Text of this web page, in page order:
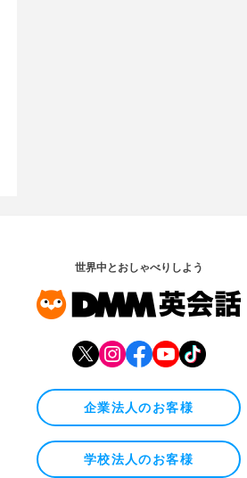
世界中とおしゃべりしよう
企業法人のお客様
学校法人のお客様